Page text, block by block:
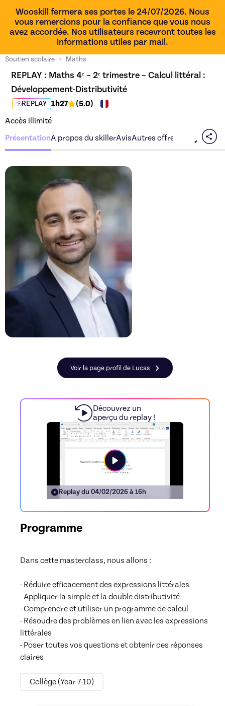
Wooskill fermera ses portes le 24/07/2026. Nous
vous remercions pour la confiance que vous nous
avez accordée. Nos utilisateurs recevront toutes les
informations utiles par mail.
Soutien scolaire > Maths
REPLAY : Maths 4ᵉ – 2ᵉ trimestre – Calcul littéral :
Développement-Distributivité
REPLAY 1h27 (5.0)
Accès illimité
PrésentationA propos du skillerAvisAutres offres du skiller
Voir la page profil de Lucas
Découvrez un
aperçu du replay !
Replay du 04/02/2026 à 16h
Programme
Dans cette masterclass, nous allons :
- Réduire efficacement des expressions littérales
- Appliquer la simple et la double distributivité
- Comprendre et utiliser un programme de calcul
- Résoudre des problèmes en lien avec les expressions
littérales
- Poser toutes vos questions et obtenir des réponses
claires
Collège (Year 7-10)